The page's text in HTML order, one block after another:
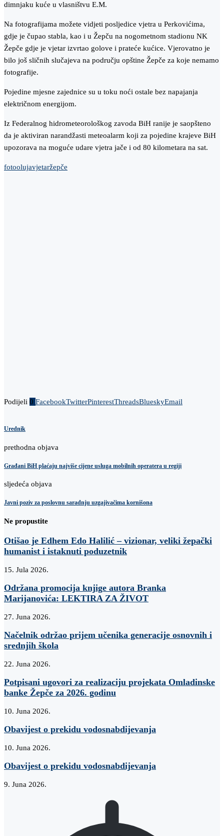
dimnjaku kuće u vlasništvu E.M.
Na fotografijama možete vidjeti posljedice vjetra u Perkovićima,
gdje je čupao stabla, kao i u Žepču na nogometnom stadionu NK
Žepče gdje je vjetar izvrtao golove i prateće kućice. Vjerovatno je
bilo još sličnih slučajeva na području opštine Žepče za koje nemamo
fotografije.
Pojedine mjesne zajednice su u toku noći ostale bez napajanja
električnom energijom.
Iz Federalnog hidrometeorološkog zavoda BiH ranije je saopšteno
da je aktiviran narandžasti meteoalarm koji za pojedine krajeve BiH
upozorava na moguće udare vjetra jače i od 80 kilometara na sat.
fotoolujavjetaržepče
Podijeli 0 FacebookTwitterPinterestThreadsBlueskyEmail
Urednik
prethodna objava
Građani BiH plaćaju najviše cijene usluga mobilnih operatera u regiji
sljedeća objava
Javni poziv za poslovnu saradnju uzgajivačima kornišona
Ne propustite
Otišao je Edhem Edo Halilić – vizionar, veliki žepački
humanist i istaknuti poduzetnik
15. Jula 2026.
Održana promocija knjige autora Branka
Marijanovića: LEKTIRA ZA ŽIVOT
27. Juna 2026.
Načelnik održao prijem učenika generacije osnovnih i
srednjih škola
22. Juna 2026.
Potpisani ugovori za realizaciju projekata Omladinske
banke Žepče za 2026. godinu
10. Juna 2026.
Obavijest o prekidu vodosnabdijevanja
10. Juna 2026.
Obavijest o prekidu vodosnabdijevanja
9. Juna 2026.